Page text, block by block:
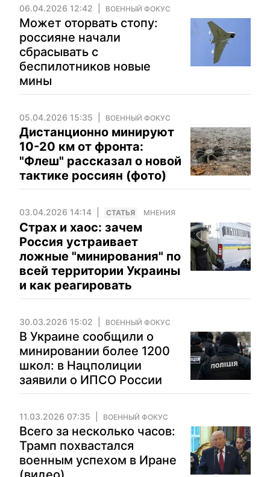
06.04.2026 12:42 ВОЕННЫЙ ФОКУС
Может оторвать стопу:
россияне начали
сбрасывать с
беспилотников новые
мины
05.04.2026 15:35 ВОЕННЫЙ ФОКУС
Дистанционно минируют
10-20 км от фронта:
"Флеш" рассказал о новой
тактике россиян (фото)
03.04.2026 14:14 CТАТЬЯ МНЕНИЯ
Страх и хаос: зачем
Россия устраивает
ложные "минирования" по
всей территории Украины
и как реагировать
30.03.2026 15:02 ВОЕННЫЙ ФОКУС
В Украине сообщили о
минировании более 1200
школ: в Нацполиции
заявили о ИПСО России
11.03.2026 07:35 ВОЕННЫЙ ФОКУС
Всего за несколько часов:
Трамп похвастался
военным успехом в Иране